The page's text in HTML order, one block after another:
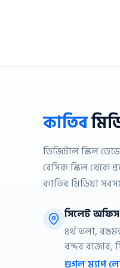
কাতিব
ডিজিটাল স্কিল
বেসিক স্কিল থেকে
কাতিব মিডিয়া
সিলেট অফিস
৪র্থ তলা,
বন্দর বাজার,
গুগল ম্যাপ